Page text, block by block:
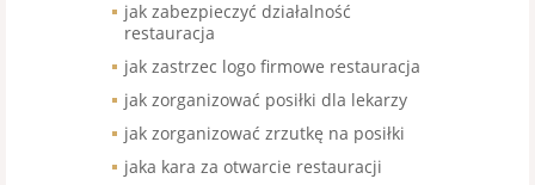
jak zabezpieczyć działalność
restauracja
jak zastrzec logo firmowe restauracja
jak zorganizować posiłki dla lekarzy
jak zorganizować zrzutkę na posiłki
jaka kara za otwarcie restauracji